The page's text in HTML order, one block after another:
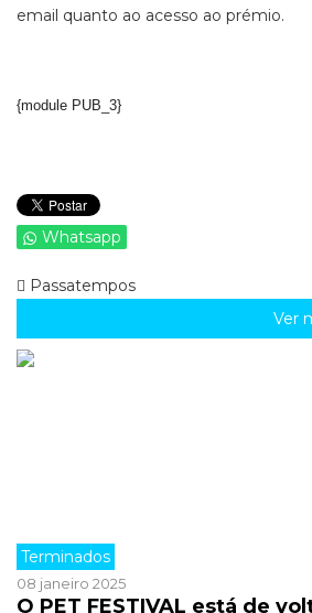
email quanto ao acesso ao prémio.
{module PUB_3}
Whatsapp
Passatempos
Ver
Terminados
08 janeiro 2025
O PET FESTIVAL está de